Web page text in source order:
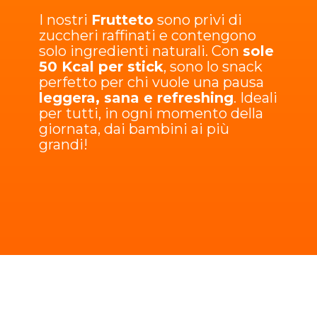
I nostri Frutteto sono privi di
zuccheri raffinati e contengono
solo ingredienti naturali. Con sole
50 Kcal per stick, sono lo snack
perfetto per chi vuole una pausa
leggera, sana e refreshing. Ideali
per tutti, in ogni momento della
giornata, dai bambini ai più
grandi!